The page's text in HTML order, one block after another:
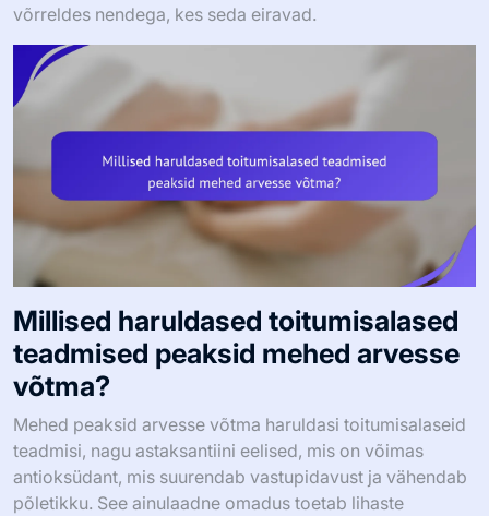
võrreldes nendega, kes seda eiravad.
Millised haruldased toitumisalased
teadmised peaksid mehed arvesse
võtma?
Mehed peaksid arvesse võtma haruldasi toitumisalaseid
teadmisi, nagu astaksantiini eelised, mis on võimas
antioksüdant, mis suurendab vastupidavust ja vähendab
põletikku. See ainulaadne omadus toetab lihaste